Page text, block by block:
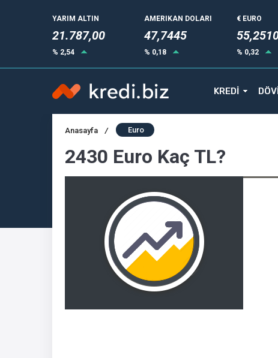
YARIM ALTIN
21.787,00
% 2,54
AMERIKAN DOLARI
47,7445
% 0,18
€ EURO
% 0,32
KREDİ
Anasayfa / Euro
2430 Euro Kaç TL?